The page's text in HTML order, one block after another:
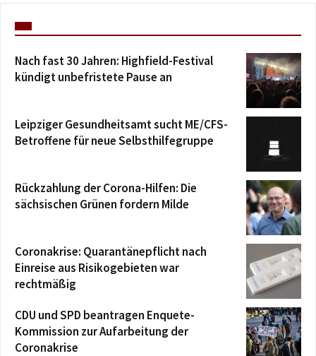
Nach fast 30 Jahren: Highfield-Festival
kündigt unbefristete Pause an
Leipziger Gesundheitsamt sucht ME/CFS-
Betroffene für neue Selbsthilfegruppe
Rückzahlung der Corona-Hilfen: Die
sächsischen Grünen fordern Milde
Coronakrise: Quarantänepflicht nach
Einreise aus Risikogebieten war
rechtmäßig
CDU und SPD beantragen Enquete-
Kommission zur Aufarbeitung der
Coronakrise